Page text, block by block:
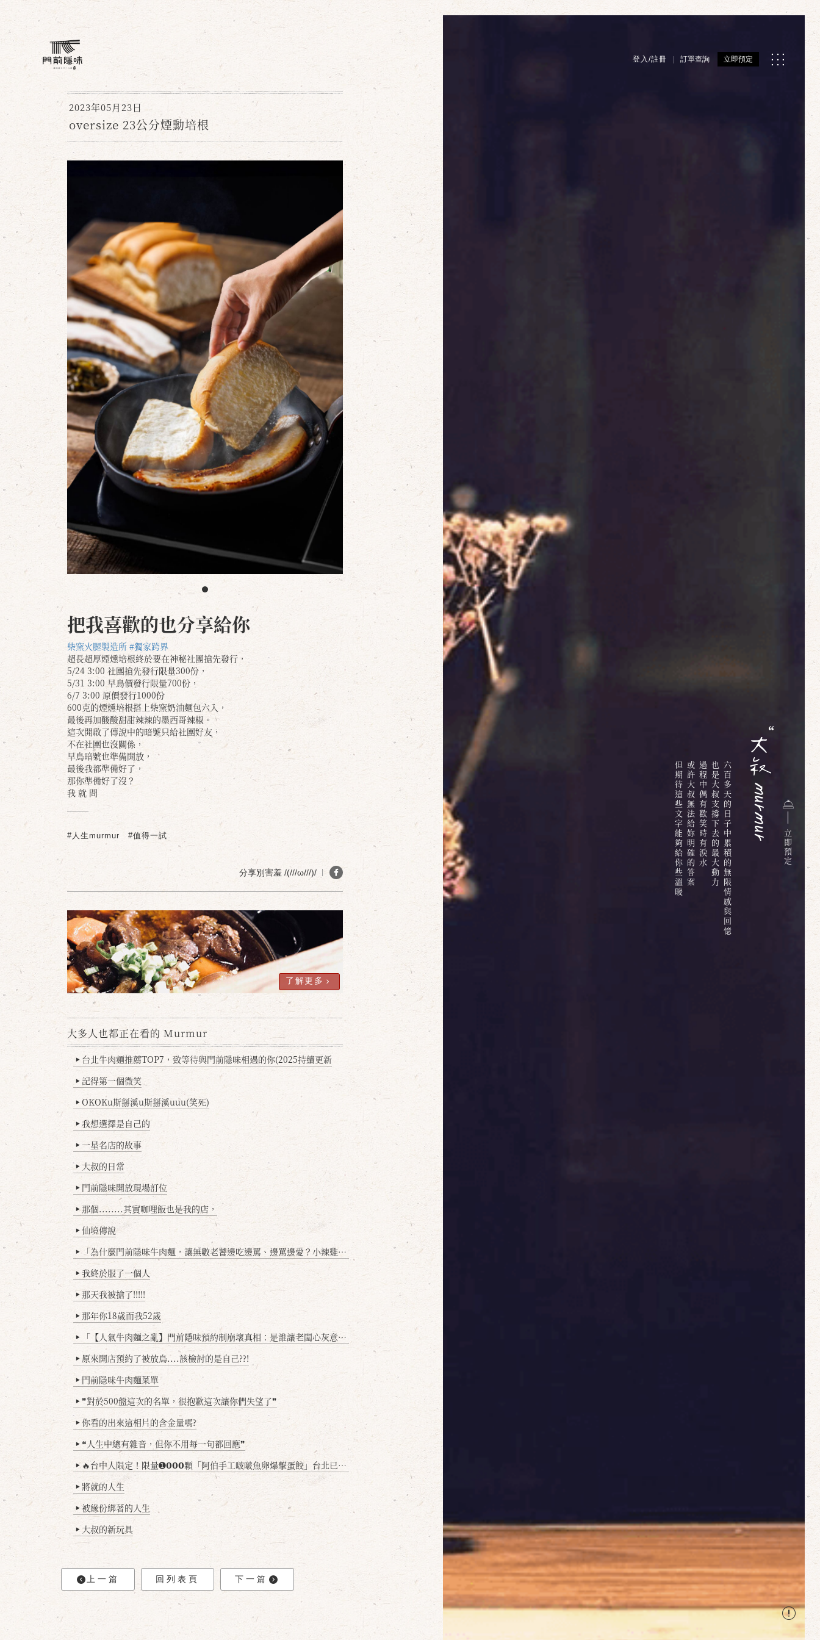
登入/註冊 訂單查詢 立即預定
六百多天的日子中累積的無限情感與回憶
也是大叔支撐下去的最大動力
過程中偶有歡笑時有淚水
或許大叔無法給妳明確的答案
但期待這些文字能夠給你些溫暖
2023年05月23日
oversize 23公分煙勳培根
把我喜歡的也分享給你
柴窯火腿製造所 #獨家跨界
超長超厚煙燻培根終於要在神秘社團搶先發行，
5/24 3:00 社團搶先發行限量300份，
5/31 3:00 早鳥價發行限量700份，
6/7 3:00 原價發行1000份
600克的煙燻培根搭上柴窯奶油麵包六入，
最後再加酸酸甜甜辣辣的墨西哥辣椒。
這次開啟了傳說中的暗號只給社團好友，
不在社團也沒關係，
早鳥暗號也準備開放，
最後我都準備好了，
那你準備好了沒？
我 就 問
#人生murmur #值得一試
分享別害羞 /(///ω///)/
了解更多
大多人也都正在看的 Murmur
▶ 台北牛肉麵推薦TOP7，致等待與門前隱味相遇的你(2025持續更新
▶ 記得第一個微笑
▶ OKOKu斯掰溪u斯掰溪uuu(笑死)
▶ 我想選擇是自己的
▶ 一星名店的故事
▶ 大叔的日常
▶ 門前隱味開放現場訂位
▶ 那個........其實咖哩飯也是我的店，
▶ 仙境傳說
▶ 「為什麼門前隱味牛肉麵，讓無數老饕邊吃邊罵、邊罵邊愛？小辣雞揭密！」
▶ 我終於服了一個人
▶ 那天我被搶了!!!!!
▶ 那年你18歲而我52歲
▶ 「【人氣牛肉麵之亂】門前隱味預約制崩壞真相：是誰讓老闆心灰意冷？」
▶ 原來開店預約了被放鳥....該檢討的是自己??!
▶ 門前隱味牛肉麵菜單
▶ ❞對於500盤這次的名單，很抱歉這次讓你們失望了❞
▶ 你看的出來這相片的含金量嗎?
▶ ❝人生中總有雜音，但你不用每一句都回應❞
▶ 🔥台中人限定！限量➊𝟬𝟬𝟬顆「阿伯手工啵啵魚卵爆擊蛋餃」台北已被搶爆2萬顆，最後名額門前隱味只留給你！🥟💥
▶ 將就的人生
▶ 被緣份綁著的人生
▶ 大叔的新玩具
回列表頁
上一篇 下一篇
立
即
預
定
確定 取消